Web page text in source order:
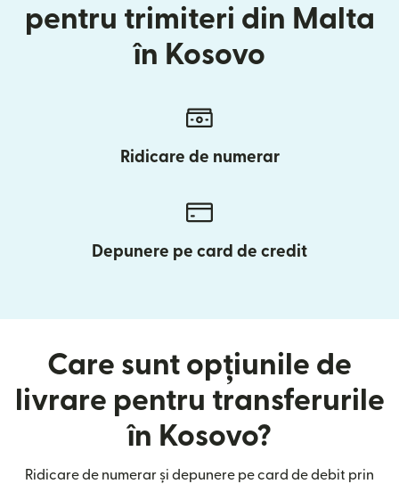
pentru trimiteri din Malta
în Kosovo
Ridicare de numerar
Depunere pe card de credit
Care sunt opțiunile de
livrare pentru transferurile
în Kosovo?
Ridicare de numerar și depunere pe card de debit prin